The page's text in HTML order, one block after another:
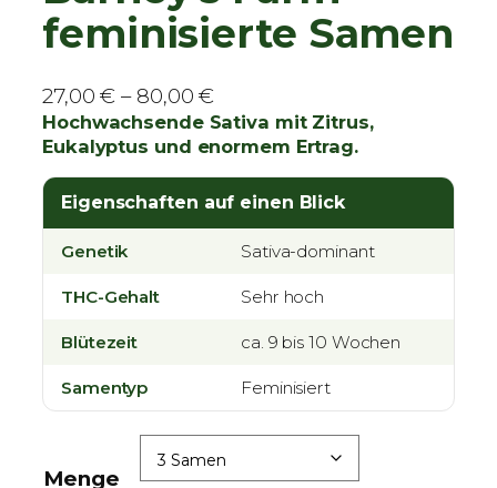
feminisierte Samen
27,00€ – 80,00€
r
e
i
s
s
7
Hochwachsende Sativa mit Zitrus,
Eukalyptus und enormem Ertrag.
Eigenschaften auf einen Blick
Genetik Sativa-dominant
THC-Gehalt Sehr hoch
Blütezeit ca. 9 bis 10 Wochen
Samentyp Feminisiert
Menge